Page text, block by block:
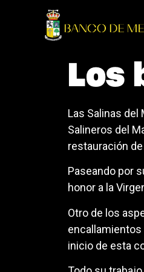
Los
Las Salinas del
Salineros del
restauración
Paseando por
honor a la
Otro de los
encallamientos
inicio de esta